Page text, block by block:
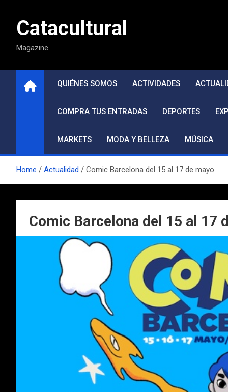
contenidoCatacultural
Magazine
QUIÉNES SOMOS ACTIVIDADES
COMPRA TUS ENTRADAS DEPORTES
MARKETS MODA Y BELLEZA MÚSICA
Home Actualidad Comic Barcelona del 15 al 17 de mayo
Comic Barcelona del 15 al 17